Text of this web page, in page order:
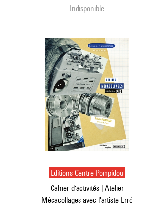
Indisponible
Editions Centre Pompidou
Cahier d'activités | Atelier
Mécacollages avec l'artiste Erró